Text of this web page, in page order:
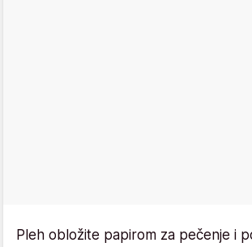
Pleh obložite papirom za pečenje i